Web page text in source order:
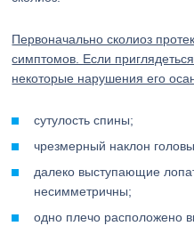
Первоначально сколиоз
симптомов. Если
некоторые нарушения его
сутулость спины;
чрезмерный наклон
далеко выступающие
несимметричны;
одно плечо расположено